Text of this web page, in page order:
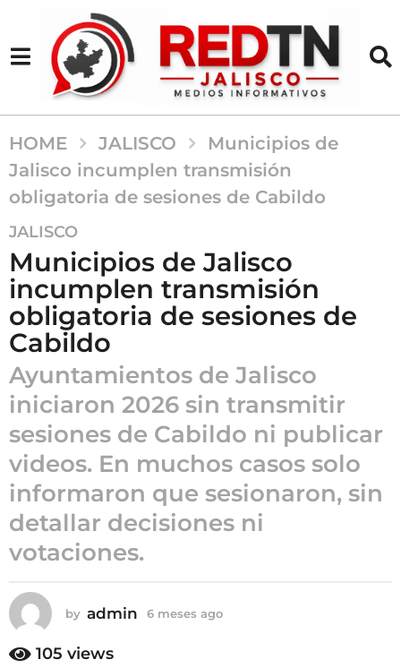
HOME JALISCO
Municipios de
Jalisco incumplen transmisión
obligatoria de sesiones de Cabildo
6
m
e
e
s
a
g
o
m
e
s
e
s
a
o
JALISCO
Municipios de Jalisco
incumplen transmisión
obligatoria de sesiones de
Cabildo
Ayuntamientos de Jalisco
iniciaron 2026 sin transmitir
sesiones de Cabildo ni publicar
videos. En muchos casos solo
informaron que sesionaron, sin
detallar decisiones ni
votaciones.
by admin 6 meses ago
105 views